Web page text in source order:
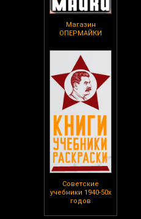
Магазин
ОПЕРМАЙКИ
Советские
учебники 1940-50х
годов